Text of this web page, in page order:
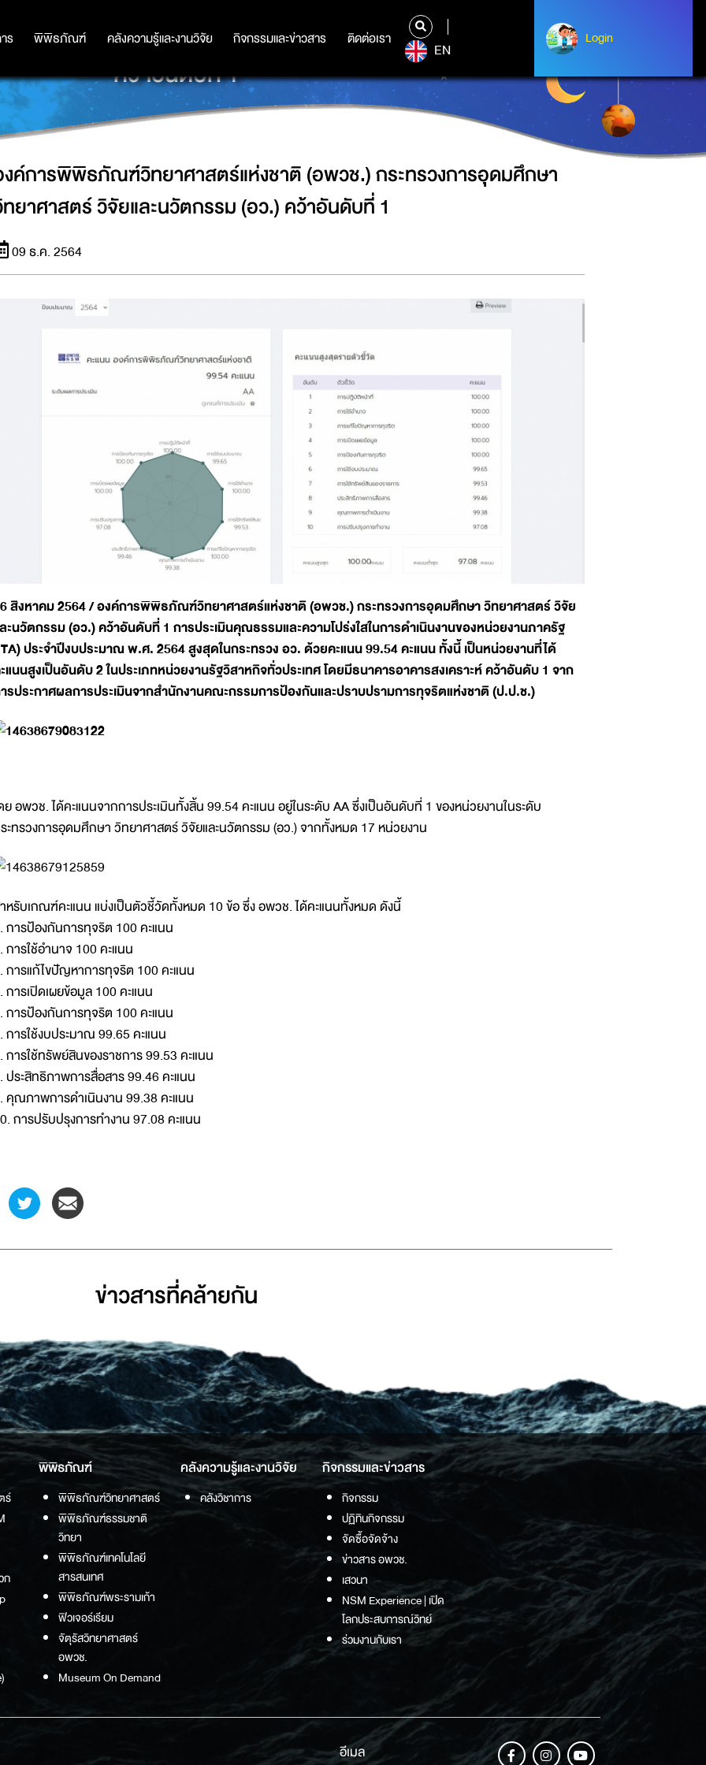
ร พิพิธภัณฑ์ คลังความรู้และงานวิจัย กิจกรรมและข่าวสาร ติดต่อเรา
ร พิพิธภัณฑ์ คลังความรู้และงานวิจัย กิจกรรมและข่าวสาร ติดต่อเรา
EN
Login
Login
(อพวช.) กระทรวงการอุดมศึกษา วิทยาศาสตร์ วิจัยและนวัตกรรม (อว.)
คว้าอันดับที่ 1
ค์การพิพิธภัณฑ์วิทยาศาสตร์แห่งชาติ (อพวช.) กระทรวงการอุดมศึกษา
ยาศาสตร์ วิจัยและนวัตกรรม (อว.) คว้าอันดับที่ 1
09 ธ.ค. 2564
สิงหาคม 2564 / องค์การพิพิธภัณฑ์วิทยาศาสตร์แห่งชาติ (อพวช.) กระทรวงการอุดมศึกษา วิทยาศาสตร์ วิจัย
ะนวัตกรรม (อว.) คว้าอันดับที่ 1 การประเมินคุณธรรมและความโปร่งใสในการดำเนินงานของหน่วยงานภาครัฐ
ประจำปีงบประมาณ พ.ศ. 2564 สูงสุดในกระทรวง อว. ด้วยคะแนน 99.54 คะแนน ทั้งนี้ เป็นหน่วยงานที่ได้
แนนสูงเป็นอันดับ 2 ในประเภทหน่วยงานรัฐวิสาหกิจทั่วประเทศ โดยมีธนาคารอาคารสงเคราะห์ คว้าอันดับ 1 จาก
รประกาศผลการประเมินจากสำนักงานคณะกรรมการป้องกันและปราบปรามการทุจริตแห่งชาติ (ป.ป.ช.)
ย อพวช. ได้คะแนนจากการประเมินทั้งสิ้น 99.54 คะแนน อยู่ในระดับ AA ซึ่งเป็นอันดับที่ 1 ของหน่วยงานในระดับ
ะทรวงการอุดมศึกษา วิทยาศาสตร์ วิจัยและนวัตกรรม (อว.) จากทั้งหมด 17 หน่วยงาน
หรับเกณฑ์คะแนน แบ่งเป็นตัวชี้วัดทั้งหมด 10 ข้อ ซึ่ง อพวช. ได้คะแนนทั้งหมด ดังนี้
การป้องกันการทุจริต 100 คะแนน
การใช้อำนาจ 100 คะแนน
การแก้ไขปัญหาการทุจริต 100 คะแนน
การเปิดเผยข้อมูล 100 คะแนน
การป้องกันการทุจริต 100 คะแนน
การใช้งบประมาณ 99.65 คะแนน
การใช้ทรัพย์สินของราชการ 99.53 คะแนน
ประสิทธิภาพการสื่อสาร 99.46 คะแนน
คุณภาพการดำเนินงาน 99.38 คะแนน
การปรับปรุงการทำงาน 97.08 คะแนน
ข่าวสารที่่คล้ายกัน
ร์
ก
พิพิธภัณฑ์
พิพิธภัณฑ์วิทยาศาสตร์
พิพิธภัณฑ์ธรรมชาติ
วิทยา
พิพิธภัณฑ์เทคโนโลยี
สารสนเทศ
พิพิธภัณฑ์พระรามเก้า
ฟิวเจอร์เรียม
จัตุรัสวิทยาศาสตร์
อพวช.
Museum On Demand
คลังความรู้และงานวิจัย
คลังวิชาการ
กิจกรรมและข่าวสาร
กิจกรรม
ปฏิทินกิจกรรม
จัดซื้อจัดจ้าง
ข่าวสาร อพวช.
เสวนา
NSM Experience | เปิด
โลกประสบการณ์วิทย์
ร่วมงานกับเรา
อีเมล